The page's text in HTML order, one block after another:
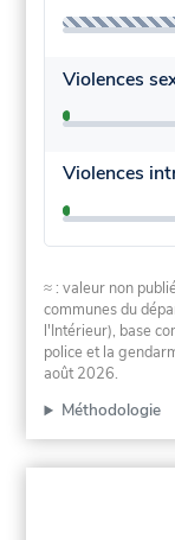
Violences
Violences
≈ : valeur non
communes du
l'Intérieur), base
police et la
août 2026.
Méthodologie